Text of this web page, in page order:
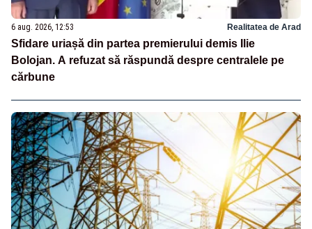
6 aug. 2026, 12:53 Realitatea de Arad
Sfidare uriașă din partea premierului demis Ilie
Bolojan. A refuzat să răspundă despre centralele pe
cărbune